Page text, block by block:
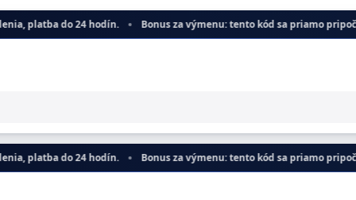
24 hodín. Bonus za výmenu: tento kód sa priamo pripočíta k
24 hodín. Bonus za výmenu: tento kód sa priamo pripočíta k